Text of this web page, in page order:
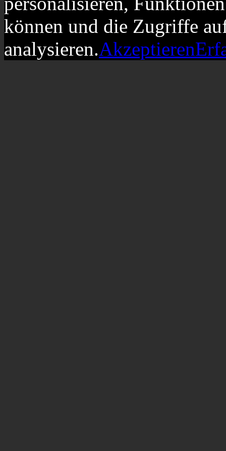
können und die Zugriffe
analysieren.Akzeptieren